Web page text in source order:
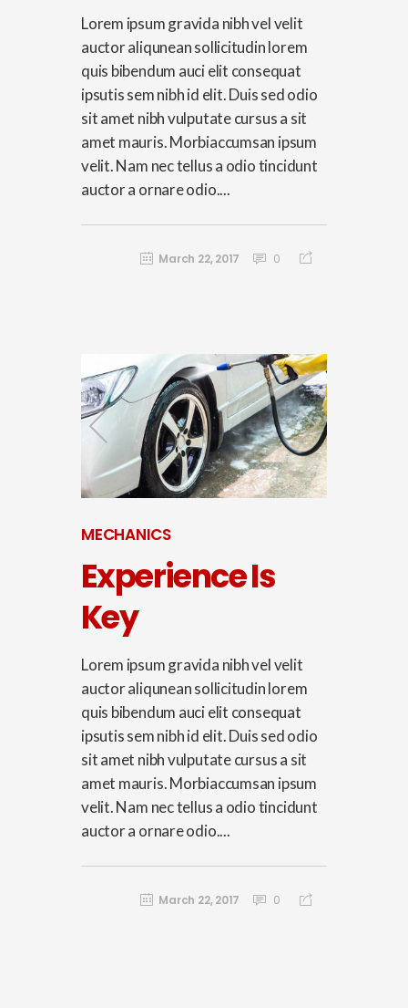
Lorem ipsum gravida nibh vel velit
auctor aliqunean sollicitudin lorem
quis bibendum auci elit consequat
ipsutis sem nibh id elit. Duis sed odio
sit amet nibh vulputate cursus a sit
amet mauris. Morbiaccumsan ipsum
velit. Nam nec tellus a odio tincidunt
auctor a ornare odio....
March 22, 2017 0
MECHANICS
Experience Is
Key
Lorem ipsum gravida nibh vel velit
auctor aliqunean sollicitudin lorem
quis bibendum auci elit consequat
ipsutis sem nibh id elit. Duis sed odio
sit amet nibh vulputate cursus a sit
amet mauris. Morbiaccumsan ipsum
velit. Nam nec tellus a odio tincidunt
auctor a ornare odio....
March 22, 2017 0